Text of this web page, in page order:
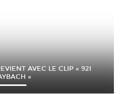
AVEC LE CLIP « 92I
»